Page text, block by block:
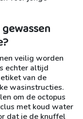
veilig worden
echter altijd
van de
wasinstructies.
om de octopus
met koud water
dat je de knuffel